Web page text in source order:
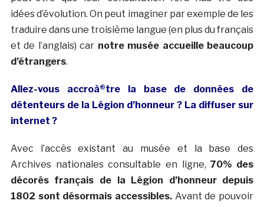
idées d’évolution. On peut imaginer par exemple de les
traduire dans une troisième langue (en plus du français
et de l’anglais) car notre musée accueille beaucoup
d’étrangers.
Allez-vous accroà®tre la base de données de
détenteurs de la Légion d’honneur ? La diffuser sur
internet ?
Avec l’accès existant au musée et la base des
Archives nationales consultable en ligne,70% des
décorés français de la Légion d’honneur depuis
1802 sont désormais accessibles. Avant de pouvoir